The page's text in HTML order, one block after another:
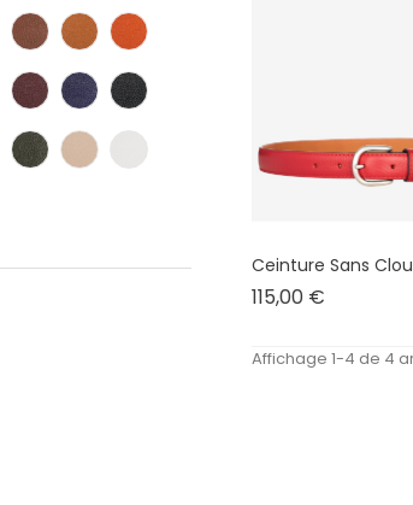
Ceinture Sans
115,00 €Prix
Affichage 1-4 de 4